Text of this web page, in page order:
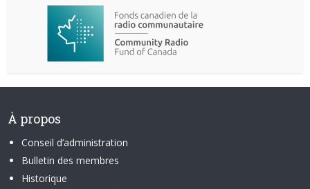
À propos
Conseil d’administration
Bulletin des membres
Historique